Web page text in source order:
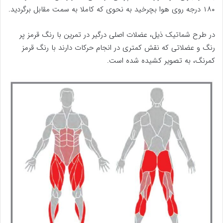
۱۸۰ درجه روی هوا بچرخید به نحوی که کاملا به سمت مقابل برگردید.
در طرح شماتیک ذیل، عضلات اصلی درگیر در تمرین با رنگ قرمز پر
رنگ و عضلاتی که نقش کمتری در انجام حرکات دارند با رنگ قرمز
کمرنگ، به تصویر کشیده شده است.